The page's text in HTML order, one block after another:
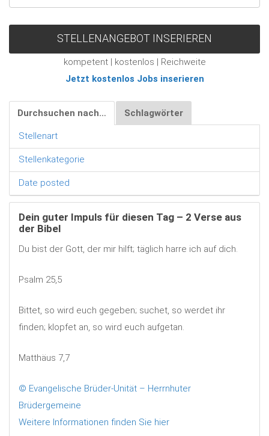
STELLENANGEBOT INSERIEREN
kompetent | kostenlos | Reichweite
Jetzt kostenlos Jobs inserieren
Durchsuchen nach… Schlagwörter
Stellenart
Stellenkategorie
Date posted
Dein guter Impuls für diesen Tag – 2 Verse aus
der Bibel
Du bist der Gott, der mir hilft; täglich harre ich auf dich.
Psalm 25,5
Bittet, so wird euch gegeben; suchet, so werdet ihr
finden; klopfet an, so wird euch aufgetan.
Matthäus 7,7
© Evangelische Brüder-Unität – Herrnhuter
Brüdergemeine
Weitere Informationen finden Sie hier